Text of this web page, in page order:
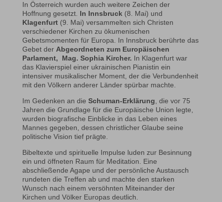
In Österreich wurden auch weitere Zeichen der
Hoffnung gesetzt. In Innsbruck(8. Mai) und
Klagenfurt (9. Mai) versammelten sich Christen
verschiedener Kirchen zu ökumenischen
Gebetsmomenten für Europa. In Innsbruck berührte das
Gebet der Abgeordneten zum Europäischen
Parlament, Mag. Sophia Kircher. In Klagenfurt war
das Klavierspiel einer ukrainischen Pianistin ein
intensiver musikalischer Moment, der die Verbundenheit
mit den Völkern anderer Länder spürbar machte.
Im Gedenken an die Schuman-Erklärung, die vor 75
Jahren die Grundlage für die Europäische Union legte,
wurden biografische Einblicke in das Leben eines
Mannes gegeben, dessen christlicher Glaube seine
politische Vision tief prägte.
Bibeltexte und spirituelle Impulse luden zur Besinnung
ein und öffneten Raum für Meditation. Eine
abschließende Agape und der persönliche Austausch
rundeten die Treffen ab und machte den starken
Wunsch nach einem versöhnten Miteinander der
Kirchen und Völker Europas deutlich.